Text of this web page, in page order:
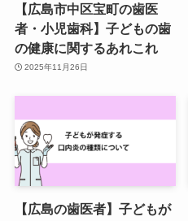
【広島市中区宝町の歯医
者・小児歯科】子どもの歯
の健康に関するあれこれ
2025年11月26日
【広島の歯医者】子どもが